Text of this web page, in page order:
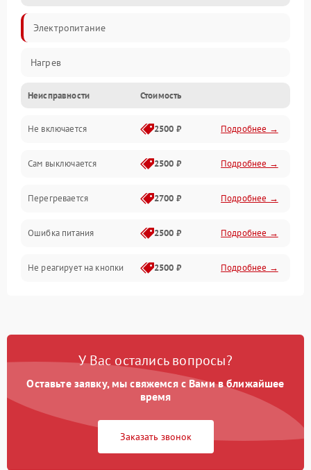
Электропитание
Нагрев
Неисправности Стоимость
Не включается 2500 ₽ Подробнее →
Сам выключается 2500 ₽ Подробнее →
Перегревается 2700 ₽ Подробнее →
Ошибка питания 2500 ₽ Подробнее →
Не реагирует на кнопки 2500 ₽ Подробнее →
У Вас остались вопросы?
Оставьте заявку, мы свяжемся с Вами в ближайшее
время
Заказать звонок